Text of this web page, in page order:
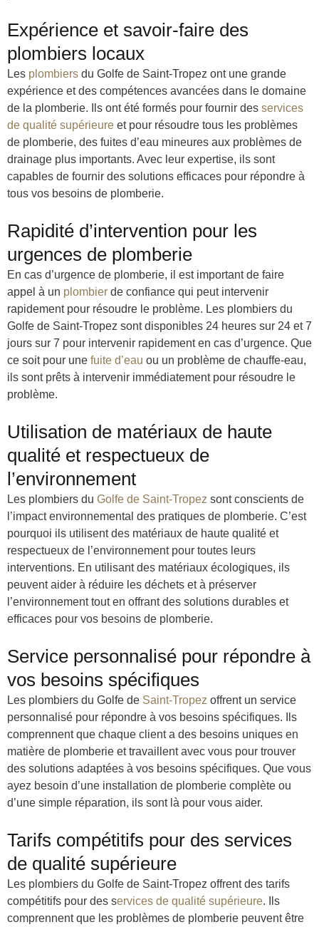
Expérience et savoir-faire des
plombiers locaux
Les plombiers du Golfe de Saint-Tropez ont une grande
expérience et des compétences avancées dans le domaine
de la plomberie. Ils ont été formés pour fournir des services
de qualité supérieure et pour résoudre tous les problèmes
de plomberie, des fuites d’eau mineures aux problèmes de
drainage plus importants. Avec leur expertise, ils sont
capables de fournir des solutions efficaces pour répondre à
tous vos besoins de plomberie.
Rapidité d’intervention pour les
urgences de plomberie
En cas d’urgence de plomberie, il est important de faire
appel à un plombier de confiance qui peut intervenir
rapidement pour résoudre le problème. Les plombiers du
Golfe de Saint-Tropez sont disponibles 24 heures sur 24 et 7
jours sur 7 pour intervenir rapidement en cas d’urgence. Que
ce soit pour une fuite d’eau ou un problème de chauffe-eau,
ils sont prêts à intervenir immédiatement pour résoudre le
problème.
Utilisation de matériaux de haute
qualité et respectueux de
l’environnement
Les plombiers du Golfe de Saint-Tropez sont conscients de
l’impact environnemental des pratiques de plomberie. C’est
pourquoi ils utilisent des matériaux de haute qualité et
respectueux de l’environnement pour toutes leurs
interventions. En utilisant des matériaux écologiques, ils
peuvent aider à réduire les déchets et à préserver
l’environnement tout en offrant des solutions durables et
efficaces pour vos besoins de plomberie.
Service personnalisé pour répondre à
vos besoins spécifiques
Les plombiers du Golfe de Saint-Tropez offrent un service
personnalisé pour répondre à vos besoins spécifiques. Ils
comprennent que chaque client a des besoins uniques en
matière de plomberie et travaillent avec vous pour trouver
des solutions adaptées à vos besoins spécifiques. Que vous
ayez besoin d’une installation de plomberie complète ou
d’une simple réparation, ils sont là pour vous aider.
Tarifs compétitifs pour des services
de qualité supérieure
Les plombiers du Golfe de Saint-Tropez offrent des tarifs
compétitifs pour des services de qualité supérieure. Ils
comprennent que les problèmes de plomberie peuvent être